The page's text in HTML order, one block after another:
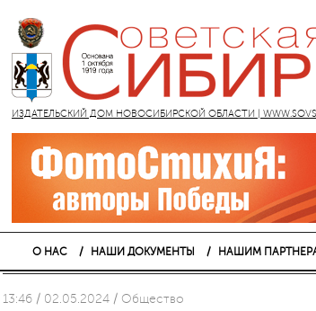
ИЗДАТЕЛЬСКИЙ ДОМ НОВОСИБИРСКОЙ ОБЛАСТИ |
О НАС НАШИ ДОКУМЕНТЫ НАШИМ
13:46 / 02.05.2024 / Общество